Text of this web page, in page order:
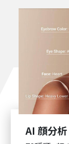
AI 顔分析